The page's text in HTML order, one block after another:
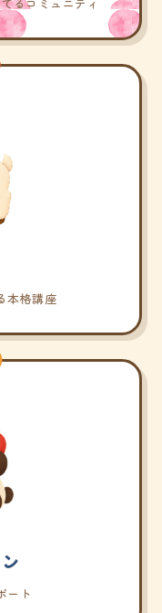
本格講座
ート